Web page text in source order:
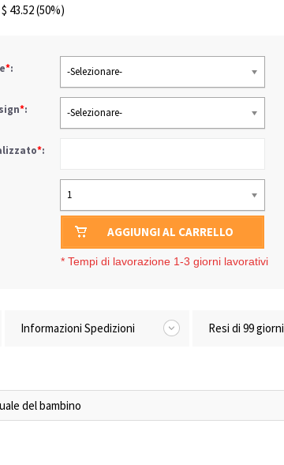
$ 43.52(50%)
*: -Selezionare-
*: -Selezionare-
*:
1
AGGIUNGI AL CARRELLO
* Tempi di lavorazione 1-3 giorni lavorativi
Informazioni Spedizioni Resi di 99 giorni
del bambino